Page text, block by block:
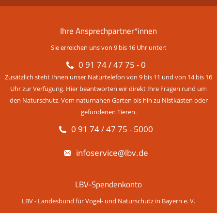
Ihre Ansprechpartner*innen
Sie erreichen uns von 9 bis 16 Uhr unter:
0 91 74 / 47 75 - 0
Zusätzlich steht Ihnen unser Naturtelefon von 9 bis 11 und von 14 bis 16
Uhr zur Verfügung. Hier beantworten wir direkt Ihre Fragen rund um
den Naturschutz. Vom naturnahen Garten bis hin zu Nistkästen oder
gefundenen Tieren.
0 91 74 / 47 75 - 5000
infoservice@lbv.de
LBV-Spendenkonto
LBV - Landesbund für Vogel- und Naturschutz in Bayern e. V.